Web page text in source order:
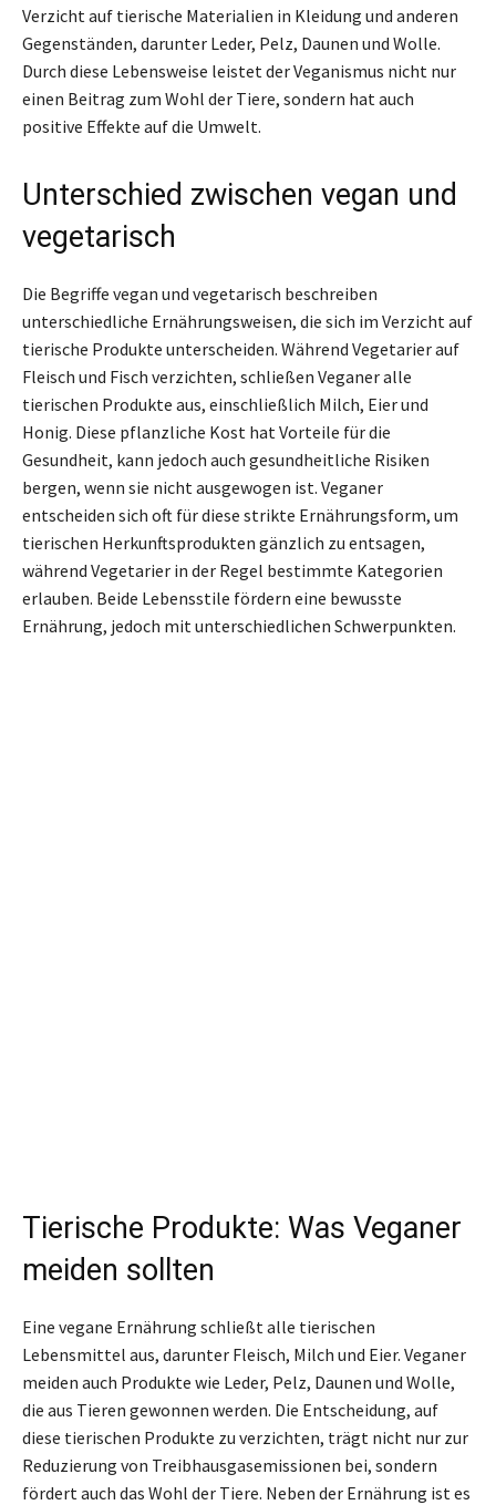
Verzicht auf tierische Materialien in Kleidung und anderen
Gegenständen, darunter Leder, Pelz, Daunen und Wolle.
Durch diese Lebensweise leistet der Veganismus nicht nur
einen Beitrag zum Wohl der Tiere, sondern hat auch
positive Effekte auf die Umwelt.
Unterschied zwischen vegan und
vegetarisch
Die Begriffe vegan und vegetarisch beschreiben
unterschiedliche Ernährungsweisen, die sich im Verzicht auf
tierische Produkte unterscheiden. Während Vegetarier auf
Fleisch und Fisch verzichten, schließen Veganer alle
tierischen Produkte aus, einschließlich Milch, Eier und
Honig. Diese pflanzliche Kost hat Vorteile für die
Gesundheit, kann jedoch auch gesundheitliche Risiken
bergen, wenn sie nicht ausgewogen ist. Veganer
entscheiden sich oft für diese strikte Ernährungsform, um
tierischen Herkunftsprodukten gänzlich zu entsagen,
während Vegetarier in der Regel bestimmte Kategorien
erlauben. Beide Lebensstile fördern eine bewusste
Ernährung, jedoch mit unterschiedlichen Schwerpunkten.
Tierische Produkte: Was Veganer
meiden sollten
Eine vegane Ernährung schließt alle tierischen
Lebensmittel aus, darunter Fleisch, Milch und Eier. Veganer
meiden auch Produkte wie Leder, Pelz, Daunen und Wolle,
die aus Tieren gewonnen werden. Die Entscheidung, auf
diese tierischen Produkte zu verzichten, trägt nicht nur zur
Reduzierung von Treibhausgasemissionen bei, sondern
fördert auch das Wohl der Tiere. Neben der Ernährung ist es